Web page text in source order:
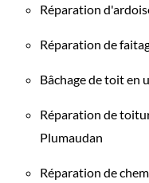
Réparation
Réparation de
Bâchage de toit en
Réparation de
Plumaudan
Réparation de